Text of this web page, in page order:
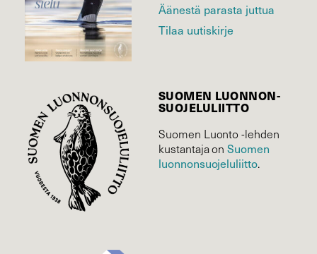
Äänestä parasta juttua
Tilaa uutiskirje
SUOMEN LUONNON­
SUOJELU­LIITTO
Suomen Luonto -lehden
kustantaja onSuomen
luonnonsuojelu­liitto.